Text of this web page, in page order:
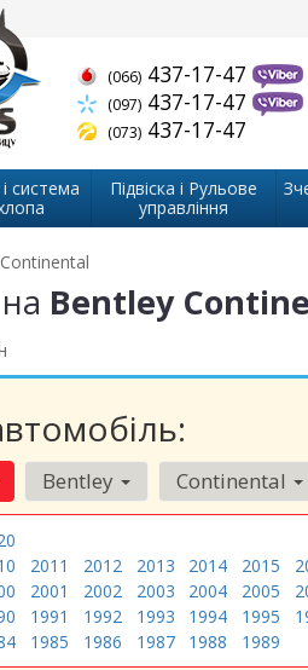
(066) 437-17-47
(097) 437-17-47
(073) 437-17-47
система
Підвіска і Рульове
управління
Continental
Bentley
2011 2012 2013 2014 2015
2001 2002 2003 2004 2005
1991 1992 1993 1994 1995
1985 1986 1987 1988 1989
Bentley Continental